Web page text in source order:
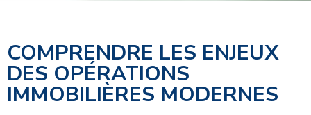
COMPRENDRE LES ENJEUX
DES OPÉRATIONS
IMMOBILIÈRES MODERNES